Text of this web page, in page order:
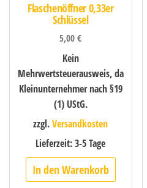
Flaschenöffner 0,33er
Schlüssel
5,00€
Kein
Mehrwertsteuerausweis, da
Kleinunternehmer nach §19
(1) UStG.
zzgl.Versandkosten
Lieferzeit:3-5 Tage
In den Warenkorb